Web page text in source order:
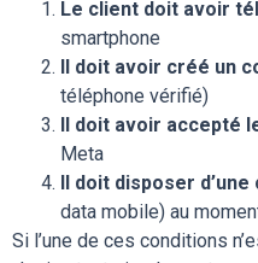
Le client doit avoir
smartphone
Il doit avoir créé un
téléphone vérifié)
Il doit avoir accepté
Meta
Il doit disposer
data mobile) au
Si l’une de ces conditions